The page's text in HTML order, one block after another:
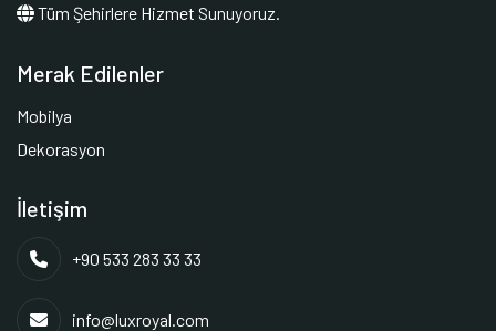
Tüm Şehirlere Hizmet Sunuyoruz.
Merak Edilenler
Mobilya
Dekorasyon
İletişim
+90 533 283 33 33
info@luxroyal.com